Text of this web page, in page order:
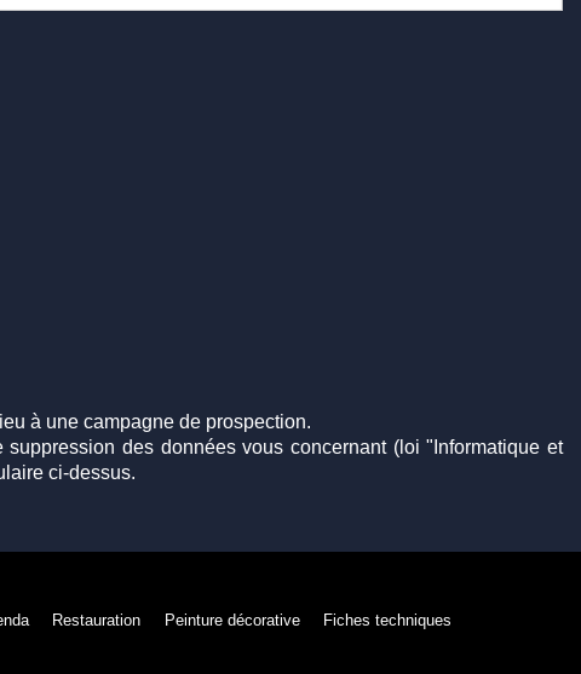
à une campagne de prospection.
des données vous concernant (loi "Informatique et
ci-dessus.
Restauration Peinture décorative Fiches techniques